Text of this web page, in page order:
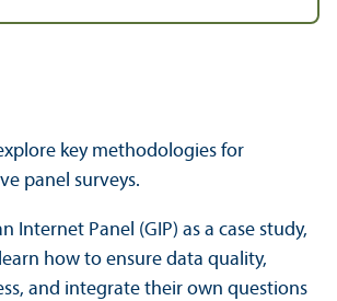
key methodologies for
panel surveys.
Internet Panel (GIP) as a case study,
how to ensure data quality,
and integrate their own questions